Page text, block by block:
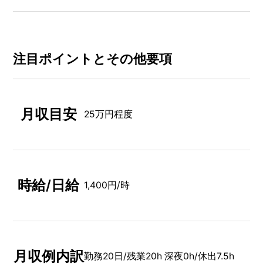
注⽬ポイントとその他要項
月収目安 25万円程度
時給/日給 1,400円/時
月収例内訳勤務20日/残業20h 深夜0h/休出7.5h